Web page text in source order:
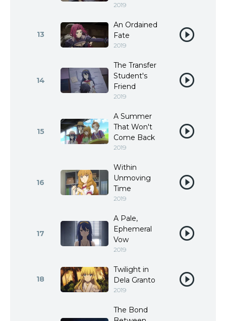
2019
13
An Ordained
Fate
2019
14
The Transfer
Student's
Friend
2019
15
A Summer
That Won't
Come Back
2019
16
Within
Unmoving
Time
2019
17
A Pale,
Ephemeral
Vow
2019
18
Twilight in
Dela Granto
2019
The Bond